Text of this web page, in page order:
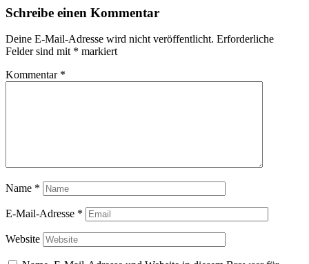
Schreibe einen Kommentar
Deine E-Mail-Adresse wird nicht veröffentlicht. Erforderliche
Felder sind mit * markiert
Kommentar *
Name *
E-Mail-Adresse *
Website